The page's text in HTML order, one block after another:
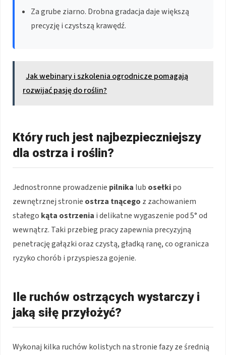
Za grube ziarno. Drobna gradacja daje większą
precyzję i czystszą krawędź.
Jak webinary i szkolenia ogrodnicze pomagają
rozwijać pasję do roślin?
Który ruch jest najbezpieczniejszy
dla ostrza i roślin?
Jednostronne prowadzenie pilnika lub osełkipo
zewnętrznej stronie ostrza tnącego z zachowaniem
stałego kąta ostrzenia i delikatne wygaszenie pod 5° od
wewnątrz. Taki przebieg pracy zapewnia precyzyjną
penetrację gałązki oraz czystą, gładką ranę, co ogranicza
ryzyko chorób i przyspiesza gojenie.
Ile ruchów ostrzących wystarczy i
jaką siłę przyłożyć?
Wykonaj kilka ruchów kolistych na stronie fazy ze średnią